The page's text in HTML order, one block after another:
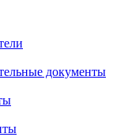
документы